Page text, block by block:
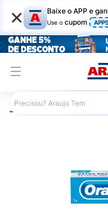
× Baixe o APP e
Use o cupom APP5
Araujo Higiene